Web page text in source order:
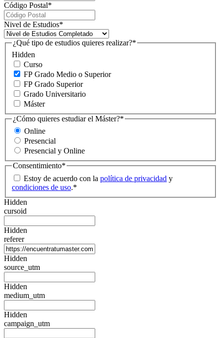
Código Postal*
Nivel de Estudios*
Hidden
¿Qué tipo de estudios quieres realizar?*
Curso
FP Grado Medio o Superior
FP Grado Superior
Grado Universitario
Máster
¿Cómo quieres estudiar el Máster?*
Online
Presencial
Presencial y Online
Consentimiento*
Estoy de acuerdo con la política de privacidad y
condiciones de uso.*
Hidden
cursoid
Hidden
referer
Hidden
source_utm
Hidden
medium_utm
Hidden
campaign_utm